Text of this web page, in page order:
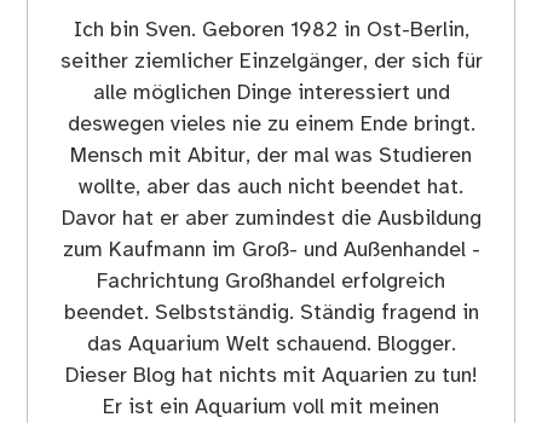
Ich bin Sven. Geboren 1982 in Ost-Berlin,
seither ziemlicher Einzelgänger, der sich für
alle möglichen Dinge interessiert und
deswegen vieles nie zu einem Ende bringt.
Mensch mit Abitur, der mal was Studieren
wollte, aber das auch nicht beendet hat.
Davor hat er aber zumindest die Ausbildung
zum Kaufmann im Groß- und Außenhandel -
Fachrichtung Großhandel erfolgreich
beendet. Selbstständig. Ständig fragend in
das Aquarium Welt schauend. Blogger.
Dieser Blog hat nichts mit Aquarien zu tun!
Er ist ein Aquarium voll mit meinen